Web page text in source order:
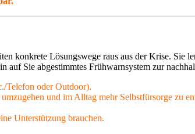
konkrete Lösungswege raus aus der Krise. Sie
auf Sie abgestimmtes Frühwarnsystem zur
Telefon oder Outdoor).
und im Alltag mehr Selbstfürsorge zu
Unterstützung brauchen.